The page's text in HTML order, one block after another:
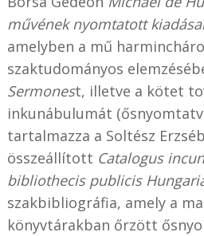
művének nyomtatott
amelyben a mű
szaktudományos
Sermonest, illetve a kötet
inkunábulumát
tartalmazza a Soltész
összeállított Catalogus
bibliothecis publicis
szakbibliográfia, amely a
könyvtárakban őrzött